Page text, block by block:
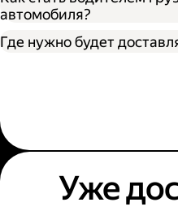
автомобиля?
Где нужно будет
Уже